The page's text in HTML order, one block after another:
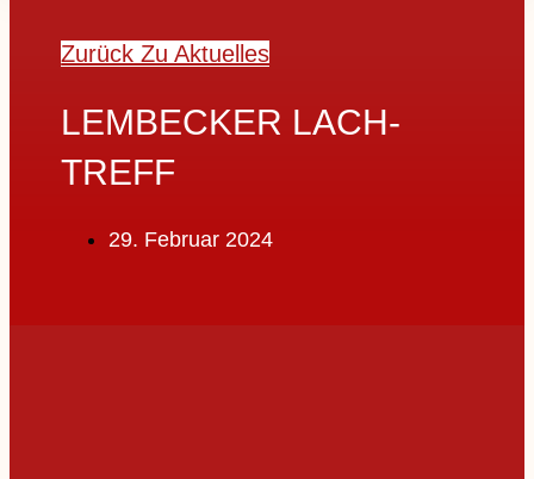
Zurück Zu Aktuelles
LEMBECKER LACH-
TREFF
29. Februar 2024